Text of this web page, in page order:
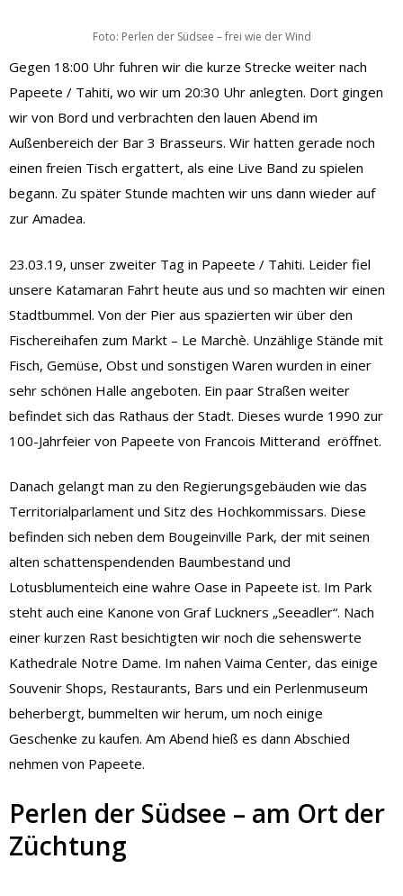
Foto: Perlen der Südsee – frei wie der Wind
Gegen 18:00 Uhr fuhren wir die kurze Strecke weiter nach
Papeete / Tahiti, wo wir um 20:30 Uhr anlegten. Dort gingen
wir von Bord und verbrachten den lauen Abend im
Außenbereich der Bar 3 Brasseurs. Wir hatten gerade noch
einen freien Tisch ergattert, als eine Live Band zu spielen
begann. Zu später Stunde machten wir uns dann wieder auf
zur Amadea.
23.03.19, unser zweiter Tag in Papeete / Tahiti. Leider fiel
unsere Katamaran Fahrt heute aus und so machten wir einen
Stadtbummel. Von der Pier aus spazierten wir über den
Fischereihafen zum Markt – Le Marchè. Unzählige Stände mit
Fisch, Gemüse, Obst und sonstigen Waren wurden in einer
sehr schönen Halle angeboten. Ein paar Straßen weiter
befindet sich das Rathaus der Stadt. Dieses wurde 1990 zur
100-Jahrfeier von Papeete von Francois Mitterand eröffnet.
Danach gelangt man zu den Regierungsgebäuden wie das
Territorialparlament und Sitz des Hochkommissars. Diese
befinden sich neben dem Bougeinville Park, der mit seinen
alten schattenspendenden Baumbestand und
Lotusblumenteich eine wahre Oase in Papeete ist. Im Park
steht auch eine Kanone von Graf Luckners „Seeadler“. Nach
einer kurzen Rast besichtigten wir noch die sehenswerte
Kathedrale Notre Dame. Im nahen Vaima Center, das einige
Souvenir Shops, Restaurants, Bars und ein Perlenmuseum
beherbergt, bummelten wir herum, um noch einige
Geschenke zu kaufen. Am Abend hieß es dann Abschied
nehmen von Papeete.
Perlen der Südsee – am Ort der
Züchtung